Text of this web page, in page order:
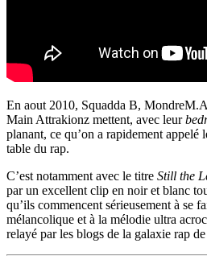
En aout 2010, Squadda B,
Main Attrakionz mettent, avec leur
planant, ce qu’on a rapidement appelé
table du rap.
C’est notamment avec le titre Still the
par un excellent clip en noir et blanc
qu’ils commencent sérieusement à se
mélancolique et à la mélodie ultra
relayé par les blogs de la galaxie rap de